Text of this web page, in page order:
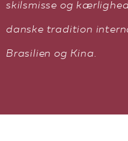
skilsmisse og
danske tradition
Brasilien og Kina.